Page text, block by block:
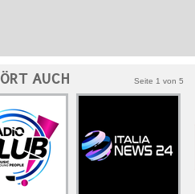
AUCH Seite 1 von 5